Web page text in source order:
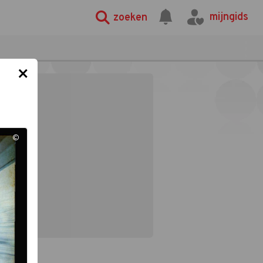
zoeken mijngids
×
©